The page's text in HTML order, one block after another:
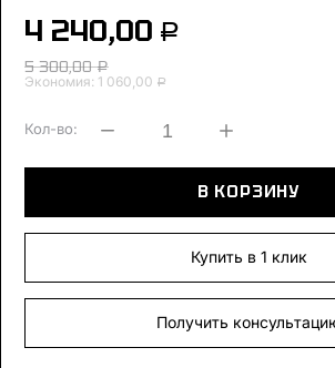
4 240,00 Р
5 300,00 Р
Экономия: 1 060,00 Р
Кол-во:
В КОРЗИНУ
Купить в 1 клик
Получить